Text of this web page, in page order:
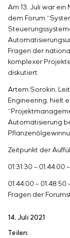
Entwicklung
Entwicklung
und
Entwicklung
Struktur mit
Energieaudit
Am 13. Juli war
dem Forum
Fragen der
komplexer
diskutiert.
Artem Sorokin,
Engineering, hielt
Automatisierung
Zeitpunkt der
01:31:30 –
01:44:00 –
Fragen der
14. Juli 2021
Teilen: